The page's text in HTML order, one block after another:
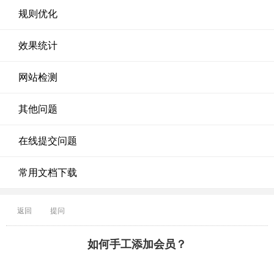
规则优化
效果统计
网站检测
其他问题
在线提交问题
常用文档下载
返回 提问
如何手工添加会员？